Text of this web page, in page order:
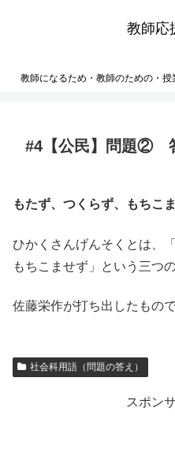
教師応
教師になるため・教師のための・
#4【公民】問題②
もたず、つくらず、もちこ
ひかくさんげんそくとは、
もちこませず」という三つ
佐藤栄作が打ち出したもの
社会科用語（問題の答え）
スポン